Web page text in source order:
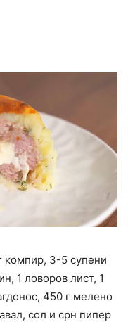
компир, 3-5 супени
1 ловоров лист, 1
450 г мелено
сол и срн пипер